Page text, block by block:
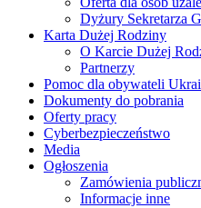
Dyżury Sekretarza
Karta Dużej Rodziny
O Karcie Dużej
Partnerzy
Pomoc dla obywateli
Dokumenty do pobrania
Oferty pracy
Cyberbezpieczeństwo
Media
Ogłoszenia
Zamówienia
Informacje inne